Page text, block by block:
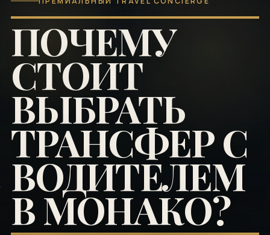
ПОЧЕМУ
СТОИТ
ВЫБРАТЬ
ТРАНСФЕР С
ВОДИТЕЛЕМ
В МОНАКО?